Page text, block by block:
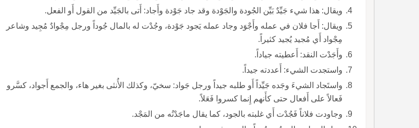
ويقال: هذا شيء جَيِّدٌ بَيِّن الجُودة والجَوْدة وقد جاد جَوْدة وأَجاد: أَتى بالجَيِّد من القول أَو الفعل.
ويقال: أَجا فلان في عمله وأَجْوَد وجاد عمله يَجود جَوْدة، وجُدْت له بالمال جُوداً ورجل مِجْوادٌ مُجِيد وشاعر
مِجْواد أَي مُجيد يُجيد كثيراً.
وأَجَدْت النقد: أَعطيته جياداً.
واستجدت الشيء: أَعددته جيداً.
واستَجاد الشيءَ وجَده جَيِّداً أَو طلبه جيداً ورجل جَواد: سخيّ، وكذلك الأُنثى بغير هاء، والجمع أَجواد، كسَّرو
فَعالاً على أَفعال حتى كأَنهم إِنما كسروا فَعَلاً.
وجاودت فلاناً فَجُدْت أَي غلبته بالجود، كما يقال ماجَدْتُه من المَجْد.